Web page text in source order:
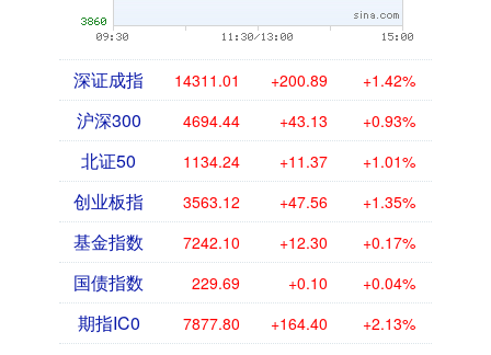
深证成指 14311.01 +200.89 +1.42%
沪深300 4694.44 +43.13 +0.93%
北证50 1134.24 +11.37 +1.01%
创业板指 3563.12 +47.56 +1.35%
基金指数 7242.10 +12.30 +0.17%
国债指数 229.69 +0.10 +0.04%
期指IC0 7877.80 +164.40 +2.13%